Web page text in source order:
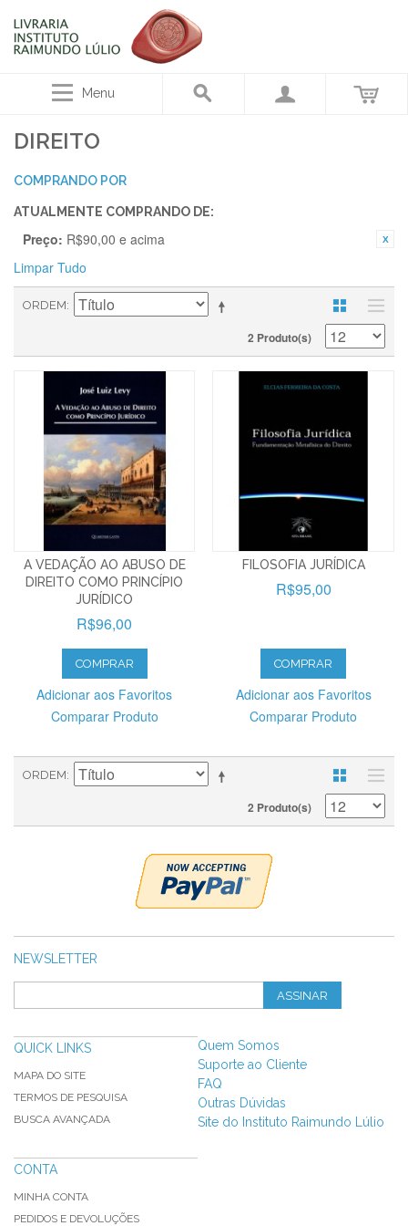
Menu
DIREITO
COMPRANDO POR
ATUALMENTE COMPRANDO DE:
Preço: R$90,00 e acima
Limpar Tudo
ORDEM
2 Produto(s)
A VEDAÇÃO AO ABUSO DE
DIREITO COMO PRINCÍPIO
JURÍDICO
R$96,00
COMPRAR
Adicionar aos Favoritos
Comparar Produto
FILOSOFIA JURÍDICA
R$95,00
COMPRAR
Adicionar aos Favoritos
Comparar Produto
ORDEM
2 Produto(s)
NEWSLETTER
ASSINAR
QUICK LINKS
MAPA DO SITE
TERMOS DE PESQUISA
BUSCA AVANÇADA
CONTA
MINHA CONTA
PEDIDOS E DEVOLUÇÕES
Quem Somos
Suporte ao Cliente
FAQ
Outras Dúvidas
Site do Instituto Raimundo Lúlio